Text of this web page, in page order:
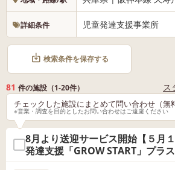
詳細条件 児童発達支援事業所
検索条件を保存する
81 件の施設（1-20件） ス
チェックした施設にまとめて問い合わせ（無
※営業・調査を目的としたお問い合わせはご遠慮ください
8月より送迎サービス開始【５月
発達支援「GROW START」プラ